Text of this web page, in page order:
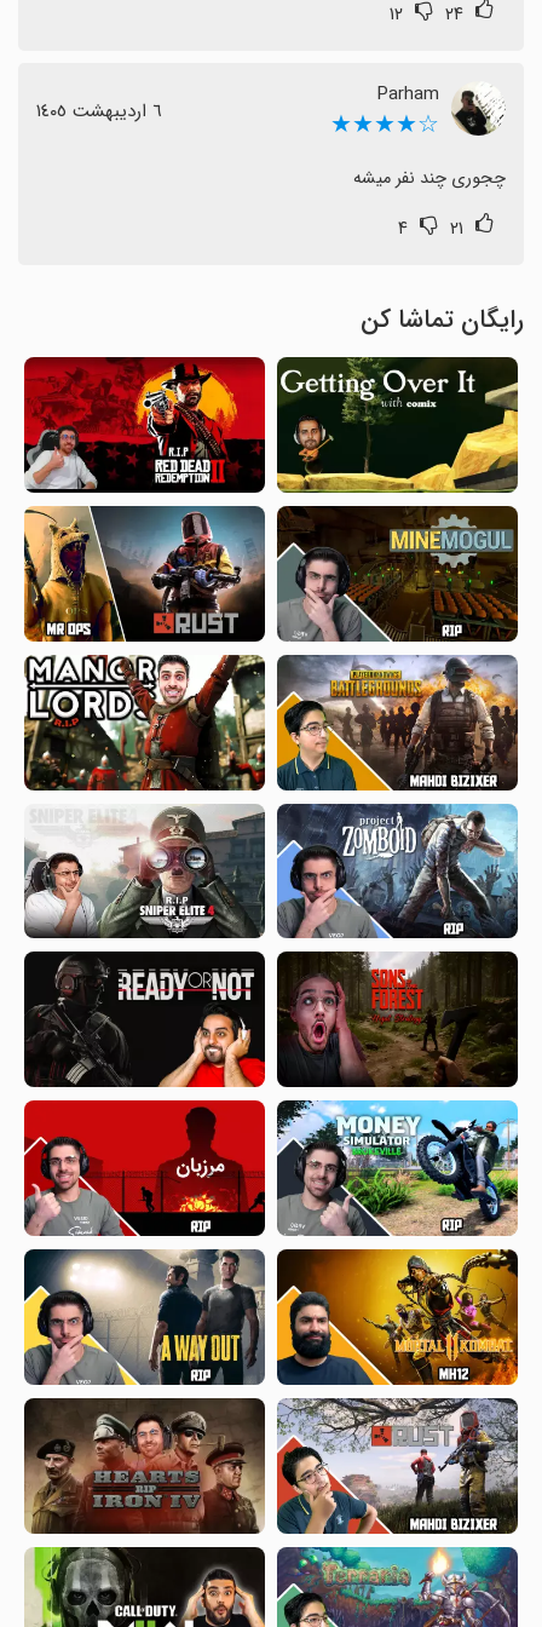
۲۴ ۱۲
Parham
☆★★★★ ٦ اردیبهشت ١٤٠٥
چجوری چند نفر میشه
۲۱ ۴
رایگان تماشا کن